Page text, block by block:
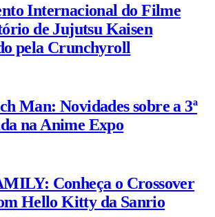
Internacional do Filme
de Jujutsu Kaisen
pela Crunchyroll
Man: Novidades sobre a 3ª
na Anime Expo
Conheça o Crossover
Hello Kitty da Sanrio